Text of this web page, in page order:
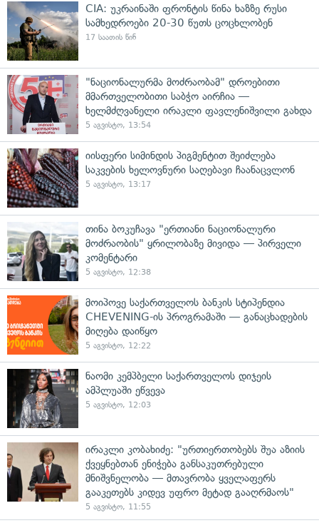
CIA: უკრაინაში ფრონტის წინა ხაზზე რუსი
სამხედროები 20-30 წუთს ცოცხლობენ
17 საათის წინ
"ნაციონალურმა მოძრაობამ" დროებითი
მმართველობითი საბჭო აირჩია —
ხელმძღვანელი ირაკლი ფავლენიშვილი გახდა
5 აგვისტო, 13:54
იისფერი სიმინდის პიგმენტით შეიძლება
საკვების ხელოვნური საღებავი ჩაანაცვლონ
5 აგვისტო, 13:17
თინა ბოკუჩავა "ერთიანი ნაციონალური
მოძრაობის" ყრილობაზე მივიდა — პირველი
კომენტარი
5 აგვისტო, 12:38
მოიპოვე საქართველოს ბანკის სტიპენდია
CHEVENING-ის პროგრამაში — განაცხადების
მიღება დაიწყო
5 აგვისტო, 12:22
ნაომი კემპბელი საქართველოს დიჯეის
ამპლუაში ეწვევა
5 აგვისტო, 12:03
ირაკლი კობახიძე: "ურთიერთობებს შუა აზიის
ქვეყნებთან ენიჭება განსაკუთრებული
მნიშვნელობა — მთავრობა ყველაფერს
გააკეთებს კიდევ უფრო მეტად გააღრმაოს"
5 აგვისტო, 11:55